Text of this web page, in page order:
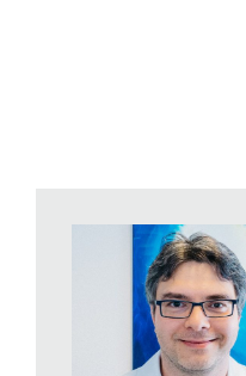
ospedaliero cantonale
regionale di Locarno
Buttarelli. Quest’ultimo ci
sulla salute della donna: «È
culturale e socio-